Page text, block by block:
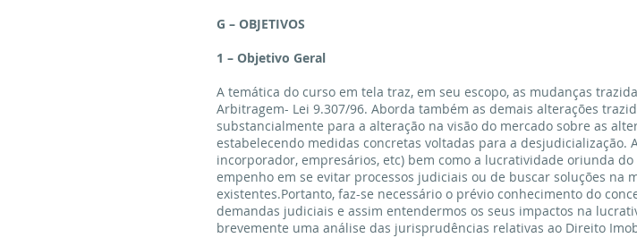
G – OBJETIVOS
1 – Objetivo Geral
A temática do curso em tela traz, em seu escopo, as mudanças
Arbitragem- Lei 9.307/96. Aborda também as demais alterações
substancialmente para a alteração na visão do mercado sobre as
estabelecendo medidas concretas voltadas para a
incorporador, empresários, etc) bem como a lucratividade oriunda
empenho em se evitar processos judiciais ou de buscar soluções na
existentes.Portanto, faz-se necessário o prévio conhecimento do
demandas judiciais e assim entendermos os seus impactos na
brevemente uma análise das jurisprudências relativas ao Direito